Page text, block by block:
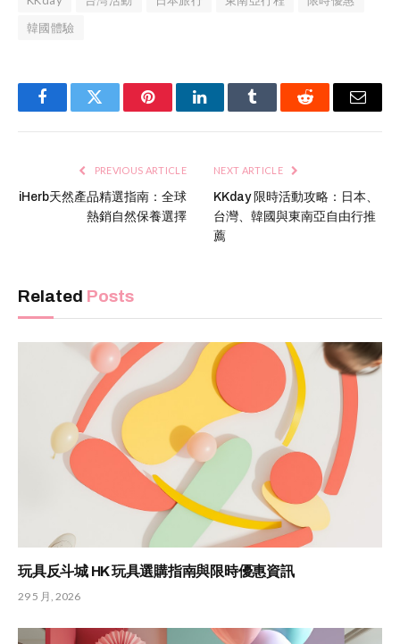
韓國體驗
FacebookTwitter PinterestLinkedInTumblr Reddit Email
PREVIOUS ARTICLE
iHerb天然產品精選指南：全球
熱銷自然保養選擇
NEXT ARTICLE
KKday 限時活動攻略：日本、
台灣、韓國與東南亞自由行推
薦
Related Posts
玩具反斗城 HK 玩具選購指南與限時優惠資訊
29 5 月, 2026